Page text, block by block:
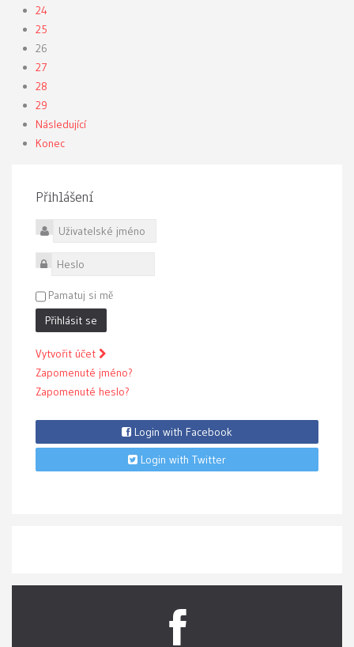
24
25
26
27
28
29
Následující
Konec
Přihlášení
Uživatelské jméno
Heslo
Pamatuj si mě
Přihlásit se
Vytvořit účet
Zapomenuté jméno?
Zapomenuté heslo?
Login with Facebook
Login with Twitter